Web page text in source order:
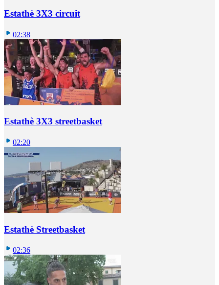
Estathè 3X3 circuit
02:38
Estathè 3X3 streetbasket
02:20
Estathè Streetbasket
02:36